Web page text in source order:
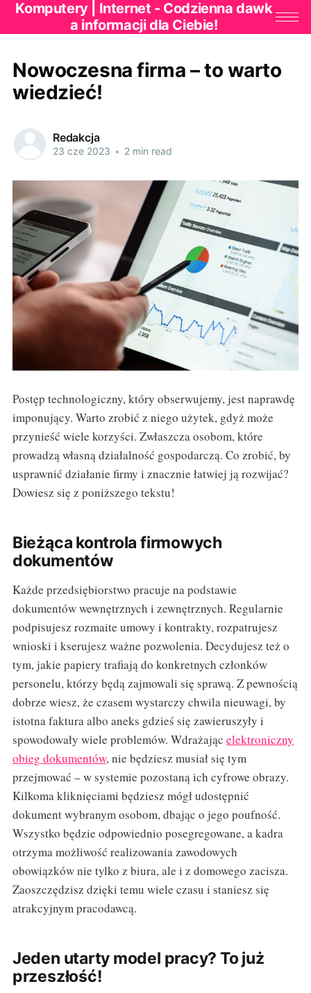
Komputery | Internet - Codzienna dawk
a informacji dla Ciebie!
Nowoczesna firma – to warto
wiedzieć!
Redakcja
23 cze 2023 • 2 min read
Postęp technologiczny, który obserwujemy, jest naprawdę
imponujący. Warto zrobić z niego użytek, gdyż może
przynieść wiele korzyści. Zwłaszcza osobom, które
prowadzą własną działalność gospodarczą. Co zrobić, by
usprawnić działanie firmy i znacznie łatwiej ją rozwijać?
Dowiesz się z poniższego tekstu!
Bieżąca kontrola firmowych
dokumentów
Każde przedsiębiorstwo pracuje na podstawie
dokumentów wewnętrznych i zewnętrznych. Regularnie
podpisujesz rozmaite umowy i kontrakty, rozpatrujesz
wnioski i kserujesz ważne pozwolenia. Decydujesz też o
tym, jakie papiery trafiają do konkretnych członków
personelu, którzy będą zajmowali się sprawą. Z pewnością
dobrze wiesz, że czasem wystarczy chwila nieuwagi, by
istotna faktura albo aneks gdzieś się zawieruszyły i
spowodowały wiele problemów. Wdrażając elektroniczny
obieg dokumentów, nie będziesz musiał się tym
przejmować – w systemie pozostaną ich cyfrowe obrazy.
Kilkoma kliknięciami będziesz mógł udostępnić
dokument wybranym osobom, dbając o jego poufność.
Wszystko będzie odpowiednio posegregowane, a kadra
otrzyma możliwość realizowania zawodowych
obowiązków nie tylko z biura, ale i z domowego zacisza.
Zaoszczędzisz dzięki temu wiele czasu i staniesz się
atrakcyjnym pracodawcą.
Jeden utarty model pracy? To już
przeszłość!